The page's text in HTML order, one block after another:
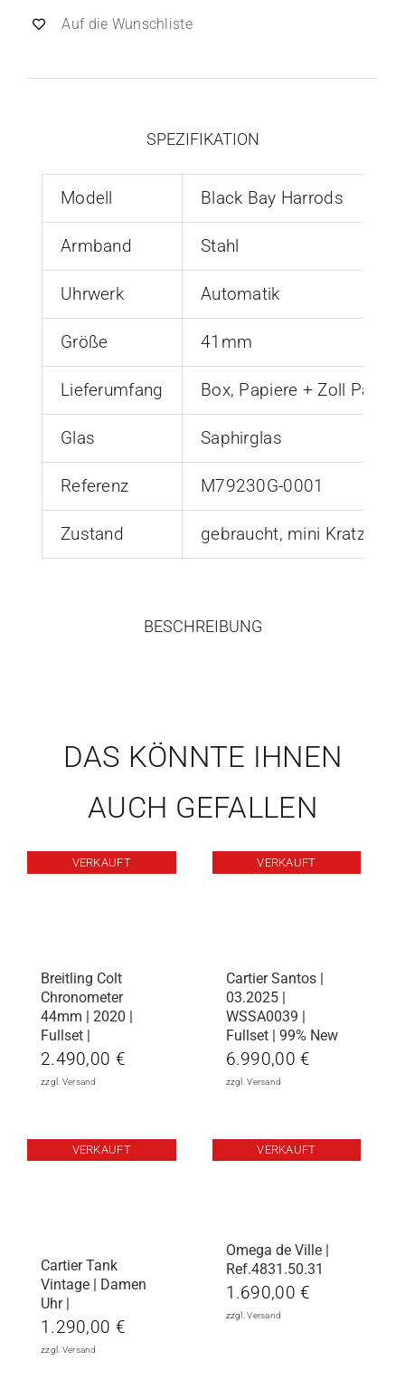
Bay
|
|M79230G-
0001
|
Auf die Wunschliste
SPEZIFIKATION
Modell Black Bay Harrods
Armband Stahl
Uhrwerk Automatik
Größe 41mm
Lieferumfang Box, Papiere + Zoll
Glas Saphirglas
Referenz M79230G-0001
Zustand gebraucht, mini Kratzer
BESCHREIBUNG
DAS KÖNNTE IHNEN
AUCH GEFALLEN
VERKAUFT
Breitling Colt
Chronometer
44mm | 2020 |
Fullset |
2.490,00 €
zzgl. Versand
VERKAUFT
Cartier Santos |
03.2025 |
WSSA0039 |
Fullset | 99% New
6.990,00€
zzgl.Versand
VERKAUFT
Cartier Tank
Vintage | Damen
Uhr |
1.290,00 €
zzgl. Versand
VERKAUFT
Omega de Ville |
Ref.4831.50.31
1.690,00€
zzgl.Versand